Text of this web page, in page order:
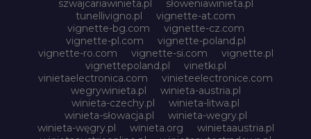
szwajcariawinieta.pl
słoweniawinieta.pl
tunellivigno.pl
vignette-at.com
vignette-bg.com
vignette-cz.com
vignette-pl.com
vignette-poland.pl
vignette-ro.com
vignette-si.com
vignette.pl
vignettepoland.pl
vinetki.pl
vinietaelectronica.com
vinieteelectronice.com
wegrywinieta.pl
winieta-austria.pl
winieta-czechy.pl
winieta-litwa.pl
winieta-słowacja.pl
winieta-wegry.pl
winieta-węgry.pl
winieta.org
winietaaustria.pl